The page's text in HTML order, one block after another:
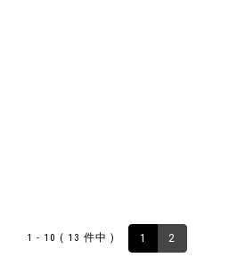
1 - 10 ( 13 件中 ) 1 2